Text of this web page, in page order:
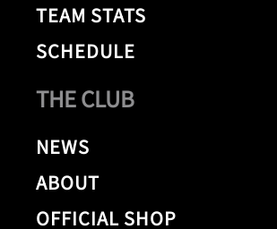
THE CLUB
NEWS
ABOUT
OFFICIAL SHOP
TEAM STATS
SCHEDULE